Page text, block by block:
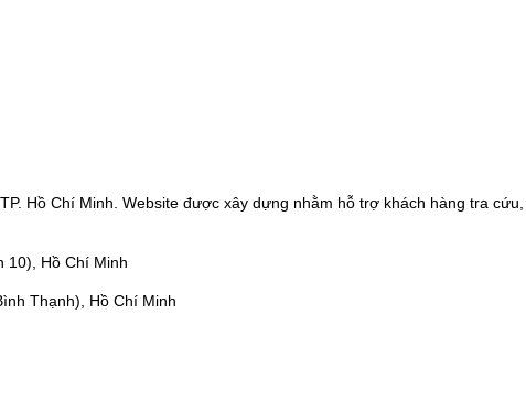
Hồ Chí Minh. Website được xây dựng nhằm hỗ trợ khách hàng tra
10), Hồ Chí Minh
Thạnh), Hồ Chí Minh